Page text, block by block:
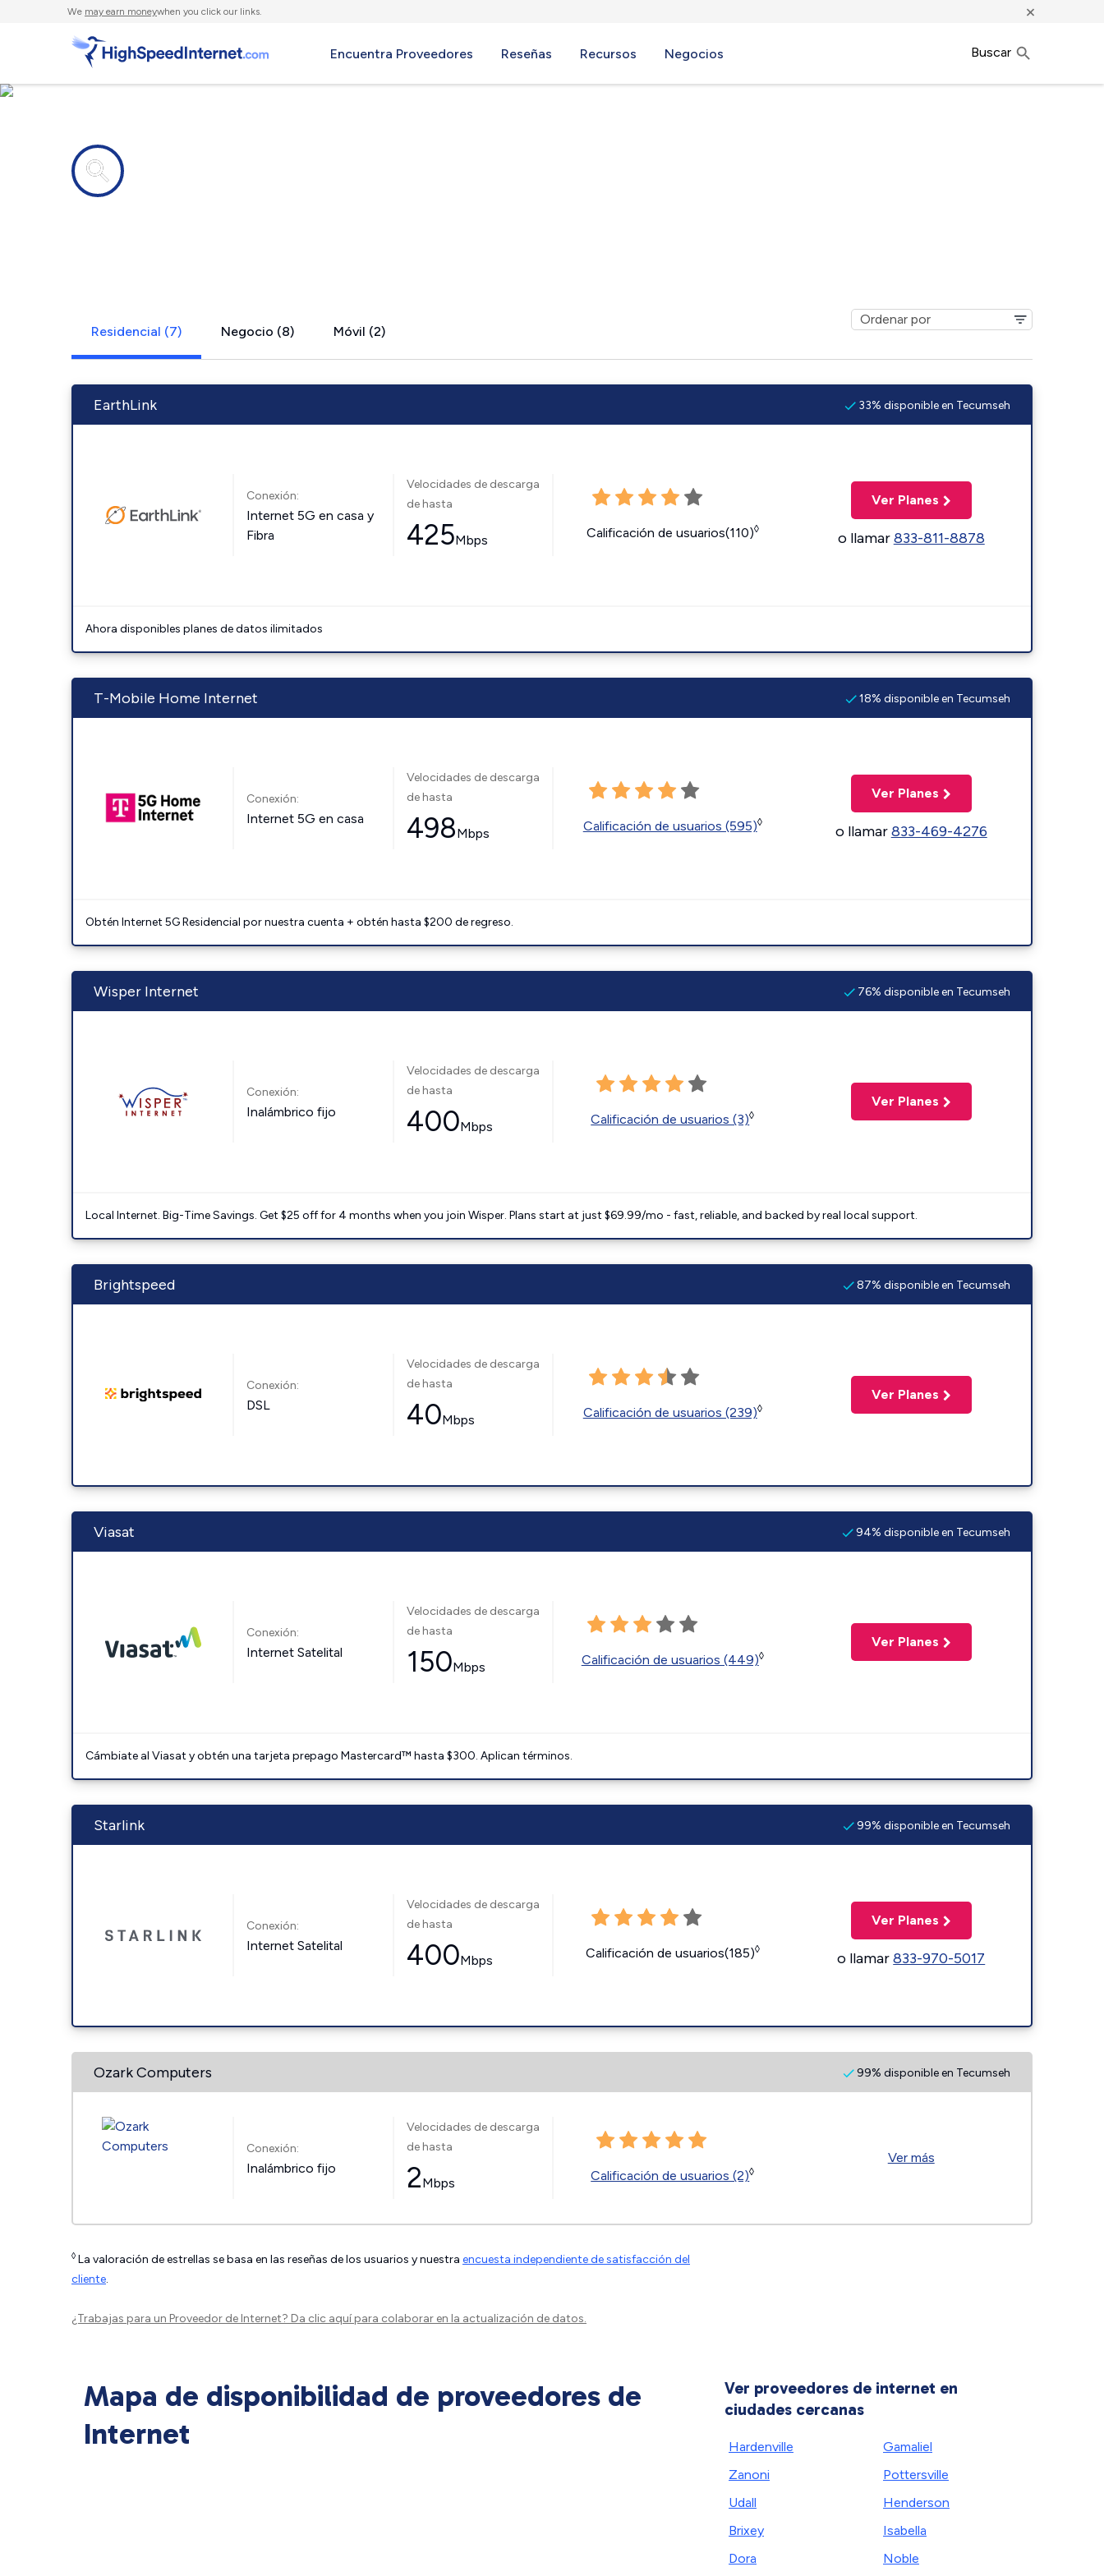
We may earn moneywhen you click our links. ×
Encuentra Proveedores Reseñas Recursos Negocios Buscar
Residencial (7) Negocio (8) Móvil (2)
EarthLink 33% disponible en Tecumseh
Conexión:
Internet 5G en casa y
Fibra
Velocidades de descarga
de hasta
425Mbps Calificación de usuarios(110)◊
Ver Planes
o llamar833-811-8878
Ahora disponibles planes de datos ilimitados
T-Mobile Home Internet 18% disponible en Tecumseh
Conexión:
Internet 5G en casa
Velocidades de descarga
de hasta
498Mbps Calificación de usuarios (595)◊
Ver Planes
o llamar833-469-4276
Obtén Internet 5G Residencial por nuestra cuenta + obtén hasta $200 de regreso.
Wisper Internet 76% disponible en Tecumseh
Conexión:
Inalámbrico fijo
Velocidades de descarga
de hasta
400Mbps Calificación de usuarios (3)◊
Ver Planes
Local Internet. Big-Time Savings. Get $25 off for 4 months when you join Wisper. Plans start at just $69.99/mo - fast, reliable, and backed by real local support.
Brightspeed 87% disponible en Tecumseh
Conexión:
DSL
Velocidades de descarga
de hasta
40Mbps Calificación de usuarios (239)◊
Ver Planes
Viasat 94% disponible en Tecumseh
Conexión:
Internet Satelital
Velocidades de descarga
de hasta
150Mbps Calificación de usuarios (449)◊
Ver Planes
Cámbiate al Viasat y obtén una tarjeta prepago Mastercard™ hasta $300. Aplican términos.
Starlink 99% disponible en Tecumseh
Conexión:
Internet Satelital
Velocidades de descarga
de hasta
400Mbps Calificación de usuarios(185)◊
Ver Planes
o llamar833-970-5017
Ozark Computers 99% disponible en Tecumseh
Conexión:
Inalámbrico fijo
Velocidades de descarga
de hasta
2Mbps Calificación de usuarios (2)◊
Ver más
◊ La valoración de estrellas se basa en las reseñas de los usuarios y nuestra encuesta independiente de satisfacción del
cliente.
¿Trabajas para un Proveedor de Internet? Da clic aquípara colaborar en la actualización de datos.
Mapa de disponibilidad de proveedores de
Internet
Ver proveedores de internet en
ciudades cercanas
Hardenville
Zanoni
Udall
Brixey
Dora
Gamaliel
Pottersville
Henderson
Isabella
Noble